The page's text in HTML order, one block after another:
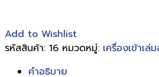
Add to Wishlist
รหัสสินค้า: 16 หมวดหมู่: เครื่องเข้าเ
คำอธิบาย